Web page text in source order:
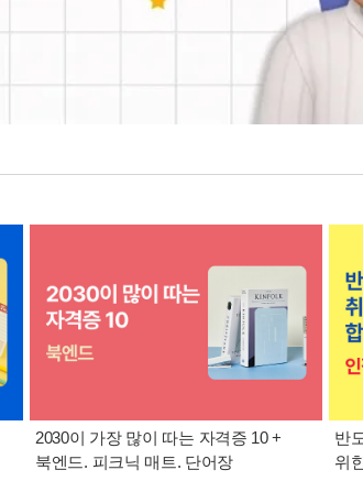
2030이 가장 많이 따는 자격증 10 +
북엔드. 피크닉 매트. 단어장
반
위